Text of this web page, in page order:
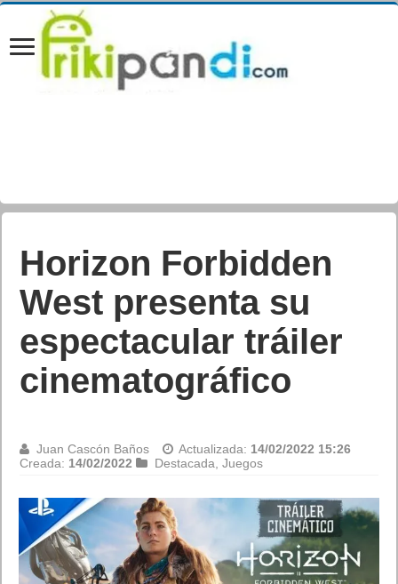
Horizon Forbidden
West presenta su
espectacular tráiler
cinematográfico
Juan Cascón Baños Actualizada: 14/02/2022 15:26
Creada: 14/02/2022 Destacada ,Juegos